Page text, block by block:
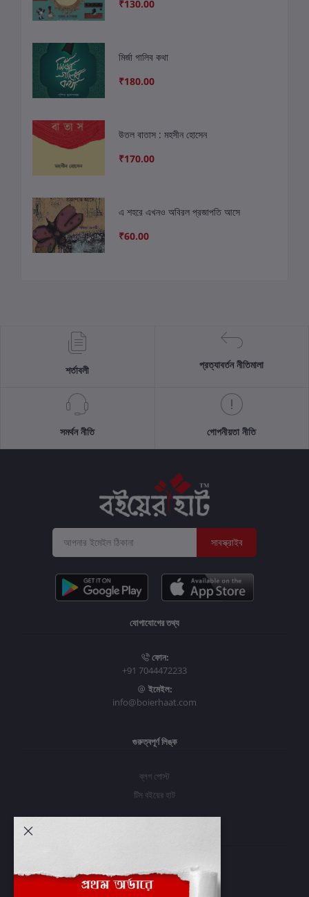
₹130.00
মির্জা গালিব কথা
₹180.00
উতল বাতাস : মহসীন হোসেন
₹170.00
এ শহরে এখনও অবিরল প্রজাপতি আসে
₹60.00
শর্তাবলী প্রত্যাবর্তন নীতিমালা
সমর্থন নীতি গোপনীয়তা নীতি
সাবস্ক্রাইব
যোগাযোগের তথ্য
ফোন:
+91 7044472233
ইমেইল:
info@boierhaat.com
গুরুত্বপূর্ণ লিঙ্ক
ব্লগ পোস্ট
টিম বইয়ের হাট
প্রবেশ করুন
অর্ডার ইতিহাস